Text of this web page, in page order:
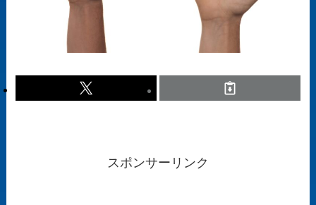
スポンサーリンク